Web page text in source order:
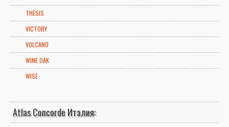
THESIS
VICTORY
VOLCANO
WINE OAK
WISE
Atlas Concorde Италия: